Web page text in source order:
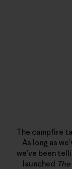
The campfire
As long as
we’ve been
launched